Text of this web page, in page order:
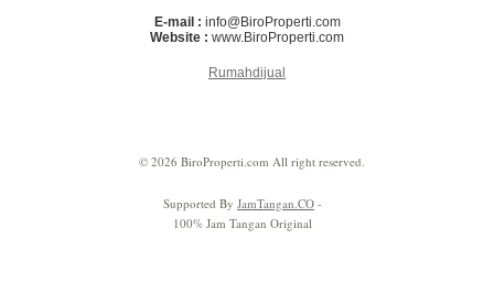
E-mail : info@BiroProperti.com
Website : www.BiroProperti.com
Rumahdijual
© 2026 BiroProperti.com All right reserved.
Supported By JamTangan.CO -
100% Jam Tangan Original